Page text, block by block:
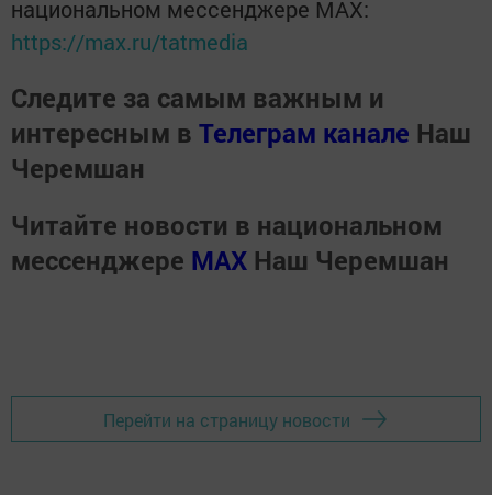
национальном мессенджере MАХ:
https://max.ru/tatmedia
Следите за самым важным и
интересным в Телеграм канале Наш
Черемшан
Читайте новости в национальном
мессенджере MАХ Наш Черемшан
Перейти на страницу новости